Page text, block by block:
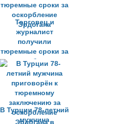
Торговец и
журналист
получили
тюремные сроки за
оскорбление
Эрдогана
В Турции 78-летний
мужчина